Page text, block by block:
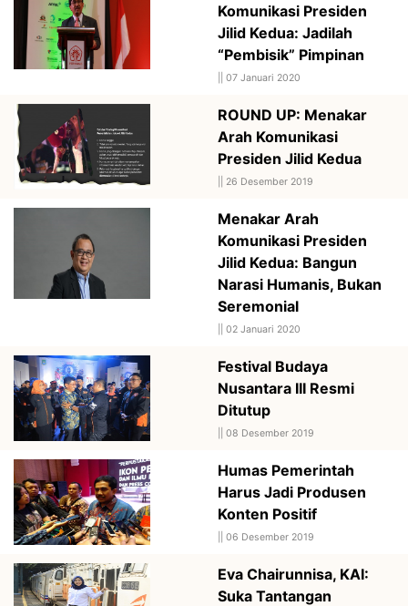
Komunikasi Presiden
Jilid Kedua: Jadilah
“Pembisik” Pimpinan
07 Januari 2020
ROUND UP: Menakar
Arah Komunikasi
Presiden Jilid Kedua
26 Desember 2019
Menakar Arah
Komunikasi Presiden
Jilid Kedua: Bangun
Narasi Humanis, Bukan
Seremonial
02 Januari 2020
Festival Budaya
Nusantara III Resmi
Ditutup
08 Desember 2019
Humas Pemerintah
Harus Jadi Produsen
Konten Positif
06 Desember 2019
Eva Chairunnisa, KAI:
Suka Tantangan